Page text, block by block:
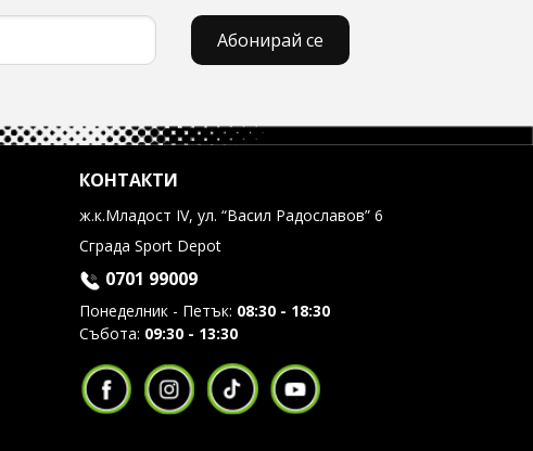
Абонирай се
КОНТАКТИ
ж.к.Младост IV, ул. “Васил Радославов” 6
Сграда Sport Depot
0701 99009
Понеделник - Петък: 08:30 - 18:30
Събота: 09:30 - 13:30